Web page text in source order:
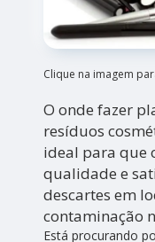
Clique na imagem
O onde fazer
resíduos
ideal para que
qualidade e
descartes em
contaminação
Está procurando